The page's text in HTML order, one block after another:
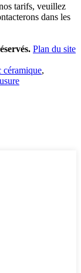
tarifs, veuillez
dans les
Plan du site
céramique,